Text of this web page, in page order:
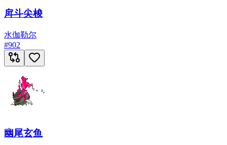
戽斗尖梭
水伽勒尔
#902
幽尾玄鱼